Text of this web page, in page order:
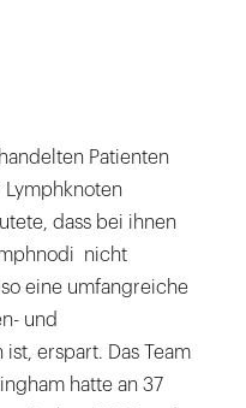
Patienten
dass bei ihnen
nicht
eine umfangreiche
und
erspart. Das Team
hatte an 37